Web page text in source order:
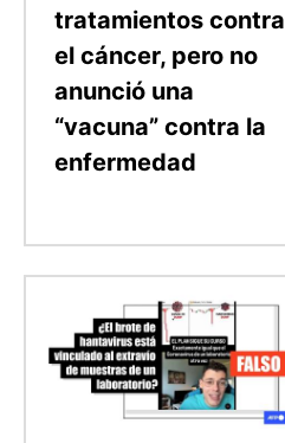
tratamientos contra
el cáncer, pero no
anunció una
“vacuna” contra la
enfermedad